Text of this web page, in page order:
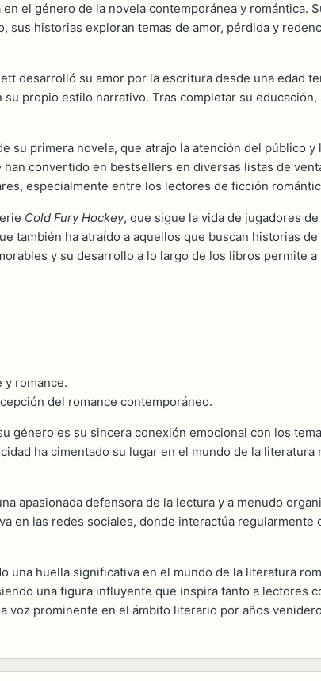
el género de la novela contemporánea y romántica.
sus historias exploran temas de amor, pérdida y
desarrolló su amor por la escritura desde una edad
propio estilo narrativo. Tras completar su
su primera novela, que atrajo la atención del público
convertido en bestsellers en diversas listas de
especialmente entre los lectores de ficción
Cold Fury Hockey, que sigue la vida de jugadores
también ha atraído a aquellos que buscan historias
y su desarrollo a lo largo de los libros permite
y romance.
del romance contemporáneo.
género es su sincera conexión emocional con los
ha cimentado su lugar en el mundo de la
apasionada defensora de la lectura y a menudo
en las redes sociales, donde interactúa
una huella significativa en el mundo de la literatura
una figura influyente que inspira tanto a lectores
voz prominente en el ámbito literario por años